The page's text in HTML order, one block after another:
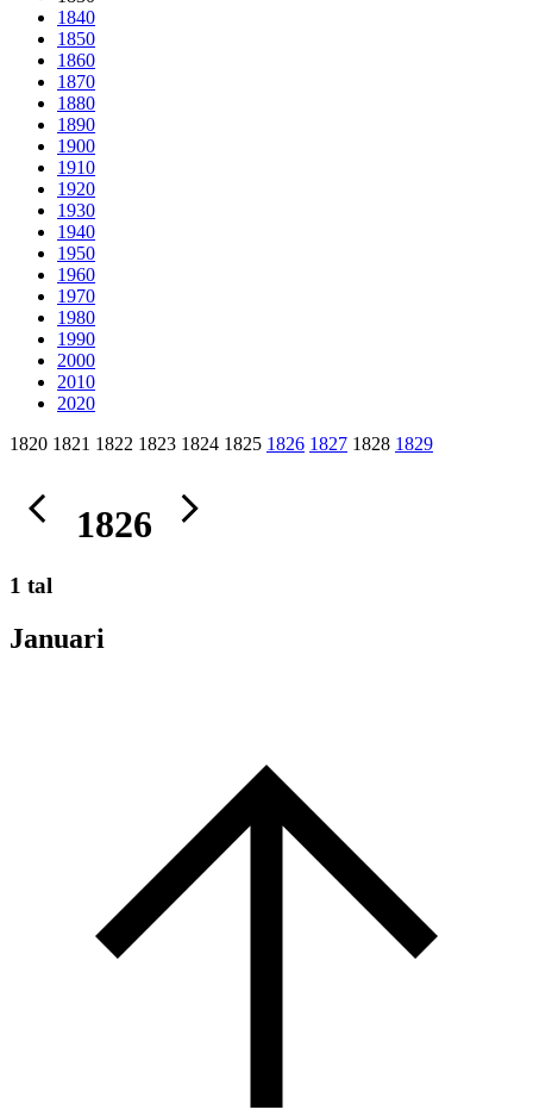
1840
1850
1860
1870
1880
1890
1900
1910
1920
1930
1940
1950
1960
1970
1980
1990
2000
2010
2020
1820 1821 1822 1823 1824 1825 1826 1827 1828 1829
1826
1 tal
Januari